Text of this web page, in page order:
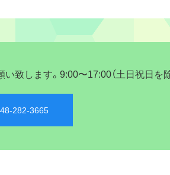
致します。9:00〜17:00（土日祝日を
282-3665